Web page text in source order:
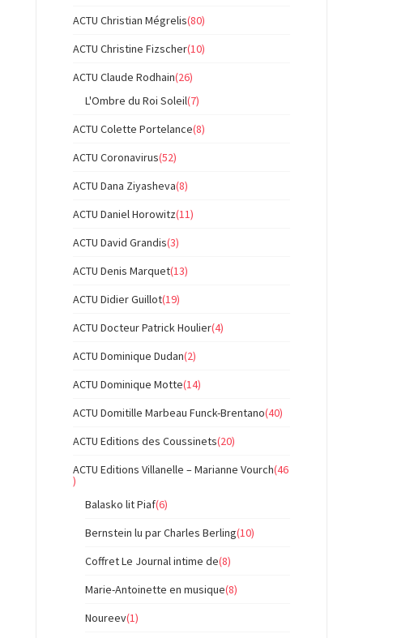
ACTU Christian Mégrelis(80)
ACTU Christine Fizscher(10)
ACTU Claude Rodhain(26)
L'Ombre du Roi Soleil(7)
ACTU Colette Portelance(8)
ACTU Coronavirus(52)
ACTU Dana Ziyasheva(8)
ACTU Daniel Horowitz(11)
ACTU David Grandis(3)
ACTU Denis Marquet(13)
ACTU Didier Guillot(19)
ACTU Docteur Patrick Houlier(4)
ACTU Dominique Dudan(2)
ACTU Dominique Motte(14)
ACTU Domitille Marbeau Funck-Brentano(40)
ACTU Editions des Coussinets(20)
ACTU Editions Villanelle – Marianne Vourch(46
)
Balasko lit Piaf(6)
Bernstein lu par Charles Berling(10)
Coffret Le Journal intime de(8)
Marie-Antoinette en musique(8)
Noureev(1)